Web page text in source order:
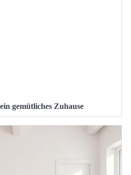
gemütliches Zuhause